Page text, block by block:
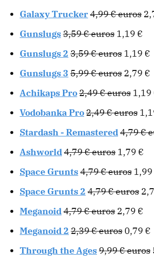
Galaxy Trucker4,99 € euros
Gunslugs3,59 € euros 1,19 €
Gunslugs 2 3,59 € euros 1,19 €
Gunslugs 3 5,99 € euros 2,79 €
Achikaps Pro2,49 € euros 1,19
Vodobanka Pro2,49 € euros
Stardash - Remastered4,79 €
Ashworld4,79 € euros 1,79 €
Space Grunts4,79 € euros 1,99
Space Grunts 2 4,79 € euros
Meganoid4,79 € euros 2,79 €
Meganoid 2 2,39 € euros 0,79 €
Through the Ages9,99 € euros